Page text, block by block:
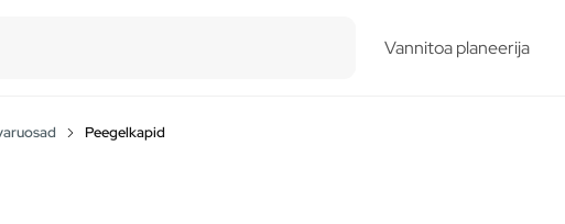
Vannitoa planeerija
Peegelkapid